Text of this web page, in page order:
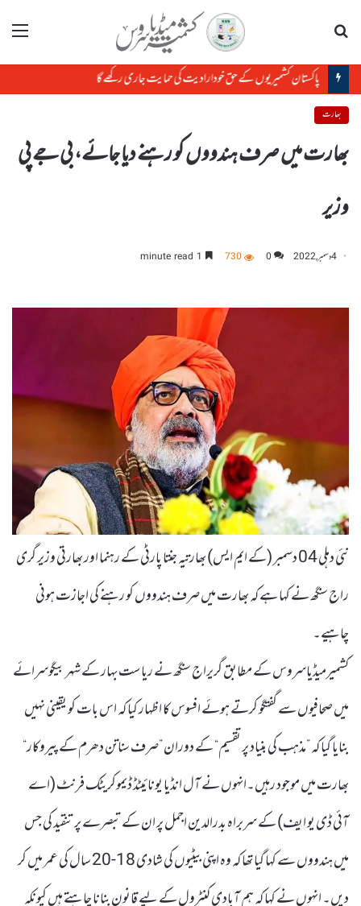
مینو
پاکستان کشمیریوں کے حق خودارادیت کی حمایت جاری رکھے گا
بھارت
بھارت میں صرف ہندووں کو رہنے دیا جائے، بی جے پی
وزیر
4 دسمبر, 2022 0
730
نئی دہلی 04 دسمبر (کے ایم ایس) بھارتیہ جنتا پارٹی کے رہنما اور بھارتی وزیر گری
راج سنگھ نے کہا ہے کہ بھارت میں صرف ہندووں کو رہنے کی اجازت ہونی
چاہیے۔
کشمیرمیڈیاسروس کے مطابق گریراج سنگھ نے ریاست بہار کے شہر بیگوسرائے
میں صحافیوں سے گفتگو کرتے ہوئے افسوس کا اظہار کیا کہ اس بات کو یقینی نہیں
بنایا گیا کہ ”مذہب کی بنیاد پر تقسیم“ کے دوران ”صرف سناتن دھرم کے پیروکار“
بھارت میں موجود رہیں۔انہوں نے آل انڈیا یونائیٹڈ ڈیموکریٹک فرنٹ (اے
آئی ڈی یو ایف) کے سربراہ بدرالدین اجمل پر ان کے تبصرے پر تنقید کی جس
میں ہندووں سے کہا گیا تھا کہ وہ اپنی بیٹیوں کی شادی 18-20 سال کی عمر میں کر
دیں۔ انہوں نے کہا کہ ہم آبادی کنٹرول کے لیے قانون بنانا چاہتے ہیں کیونکہ